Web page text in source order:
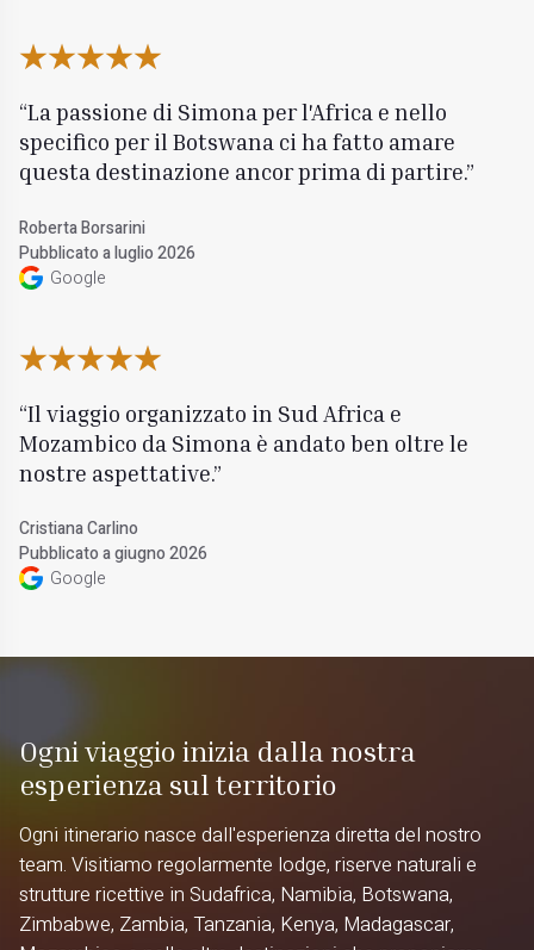
La passione di Simona per l'Africa e nello
specifico per il Botswana ci ha fatto amare
questa destinazione ancor prima di partire.
Roberta Borsarini
Pubblicato a luglio 2026
Google
Il viaggio organizzato in Sud Africa e
Mozambico da Simona è andato ben oltre le
nostre aspettative.
Cristiana Carlino
Pubblicato a giugno 2026
Google
Ogni viaggio inizia dalla nostra
esperienza sul territorio
Ogni itinerario nasce dall'esperienza diretta del nostro
team. Visitiamo regolarmente lodge, riserve naturali e
strutture ricettive in Sudafrica, Namibia, Botswana,
Zimbabwe, Zambia, Tanzania, Kenya, Madagascar,